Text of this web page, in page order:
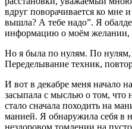
вдруг поворачивается ко мне
вышла? А тебе надо”. Я
информацию о моём желании,
Но я была по нулям. По
Переделывание техник,
И вот в декабре меня начало
засыпала с мыслью о том, что
стало сначала походить на
манией. Я обнаружила себя в
нездоровом томлении на